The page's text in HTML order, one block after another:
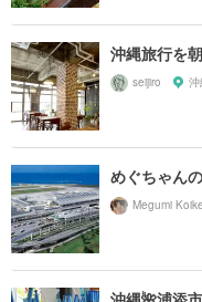
沖縄旅行を
seijiro
めぐちゃん
Megumi Koike